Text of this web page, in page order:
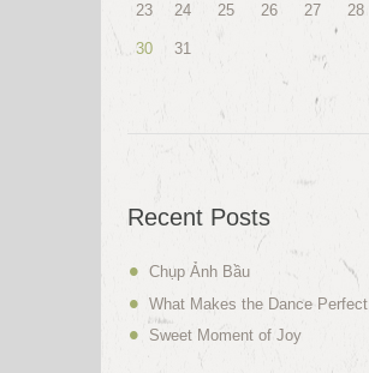
23 24 25 26 27 28
30 31
Recent Posts
Chụp Ảnh Bầu
What Makes the Dance Perfect
Sweet Moment of Joy